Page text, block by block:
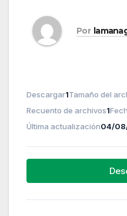
Por
Descargar1Tamaño del
Recuento de archivos1
Última actualización04/